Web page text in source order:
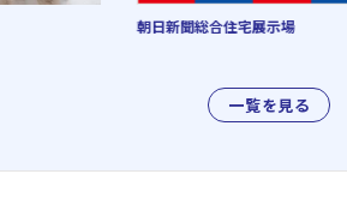
一覧を見る
朝日新聞総合住宅展示場